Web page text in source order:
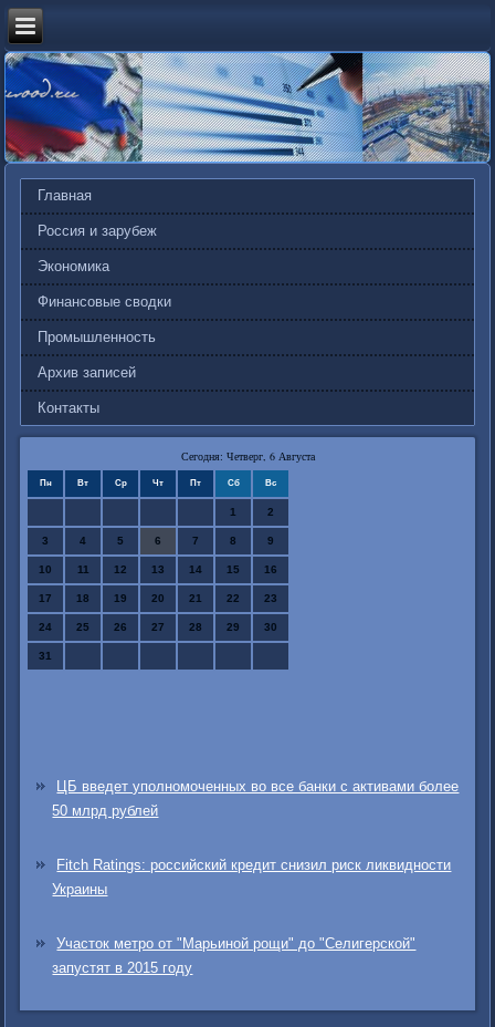
Главная
Россия и зарубеж
Экономика
Финансовые сводки
Промышленность
Архив записей
Контакты
Сегодня: Четверг, 6 Августа
Пн Вт Ср Чт Пт Сб Вс
1 2
3 4 5 6 7 8 9
10 11 12 13 14 15 16
17 18 19 20 21 22 23
24 25 26 27 28 29 30
31
ЦБ введет уполномоченных во все банки с активами более
50 млрд рублей
Fitch Ratings: российский кредит снизил риск ликвидности
Украины
Участок метро от "Марьиной рощи" до "Селигерской"
запустят в 2015 году